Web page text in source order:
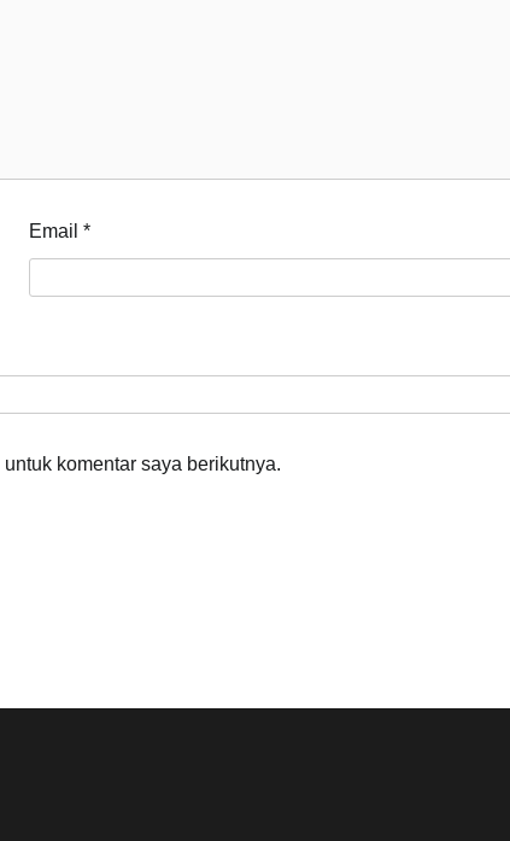
Email*
komentar saya berikutnya.